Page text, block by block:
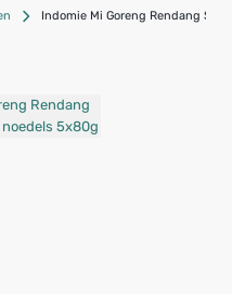
Indomie Mi Goreng Rendang